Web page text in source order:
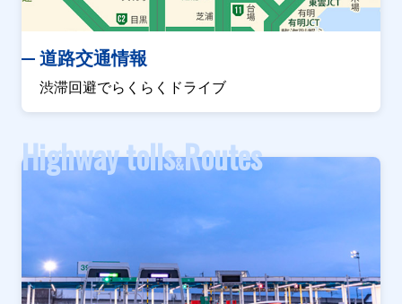
道路交通情報
渋滞回避でらくらくドライブ
Highway tolls&Routes